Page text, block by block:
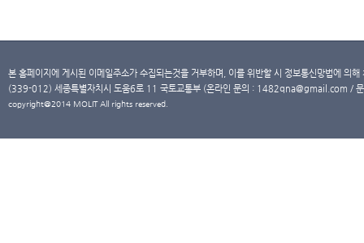
본 홈페이지에 게시된 이메일주소가 수집되는것을 거부하며, 이를 위반할 시 정보통신망법에 의
(339-012) 세종특별자치시 도움6로 11 국토교통부 (온라인 문의 : 1482qna@gmail.com /
copyright@2014 MOLIT All rights reserved.